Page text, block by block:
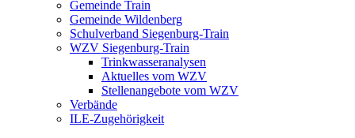
Gemeinde Train
Gemeinde Wildenberg
Schulverband Siegenburg-Train
WZV Siegenburg-Train
Trinkwasseranalysen
Aktuelles vom WZV
Stellenangebote vom WZV
Verbände
ILE-Zugehörigkeit